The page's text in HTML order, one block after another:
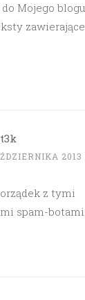
Mojego
2013
z tymi
spam-